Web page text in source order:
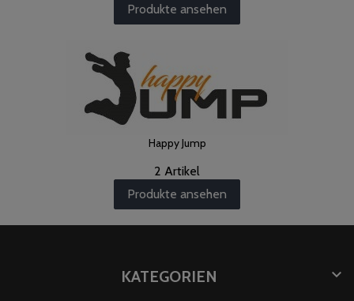
Produkte ansehen
Happy Jump
2 Artikel
Produkte ansehen
KATEGORIEN 